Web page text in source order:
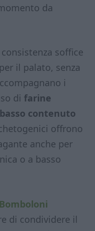
da
soffice
il palato, senza
i
di farine
contenuto
offrono
anche per
o a basso
Bomboloni
di condividere il